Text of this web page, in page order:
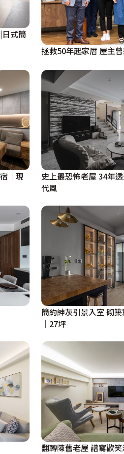
蒔花弄草的愜意想像，設計團隊
景休憩，與家人共享悠緩放鬆的
式簡
拯救50年起家厝 屋主
宿│現
史上最恐怖老屋 34年
代風
簡約紳灰引景入室 砌
│27坪
翻轉陳舊老屋 譜寫歡